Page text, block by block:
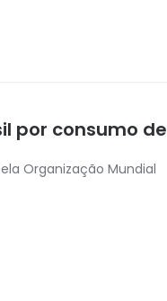
por consumo de
Organização Mundial